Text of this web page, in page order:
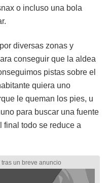
o incluso una bola
diversas zonas y
conseguir que la aldea
pistas sobre el
quiera uno
le queman los pies, u
para buscar una fuente
final todo se reduce a